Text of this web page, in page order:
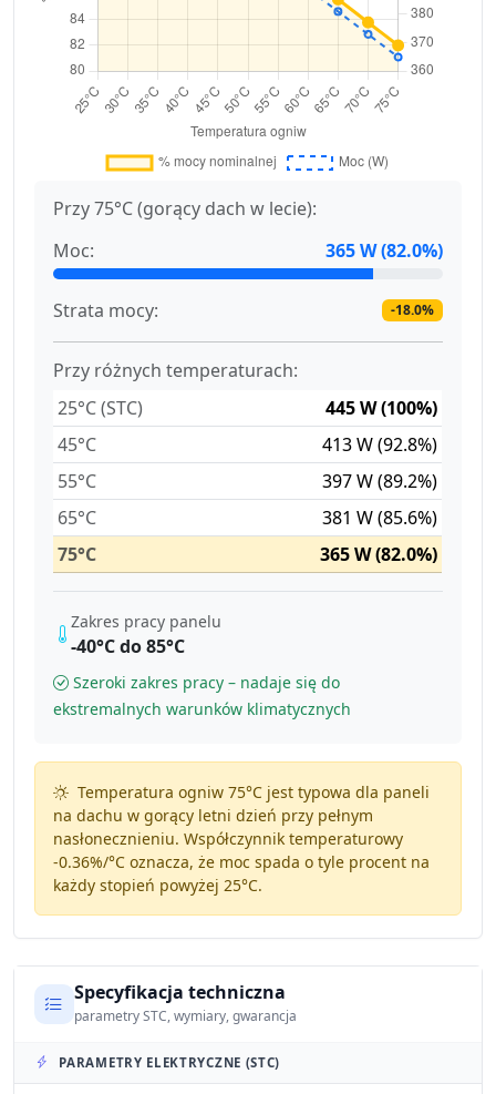
Przy 75°C (gorący dach w lecie):
Moc:
365 W (82.0%)
Strata mocy: -18.0%
Przy różnych temperaturach:
25°C (STC)
445 W (100%)
45°C
413 W (92.8%)
55°C
397 W (89.2%)
65°C
381 W (85.6%)
75°C
365 W (82.0%)
Zakres pracy panelu
-40°C do 85°C
Szeroki zakres pracy – nadaje się do
ekstremalnych warunków klimatycznych
Temperatura ogniw 75°C jest typowa dla paneli
na dachu w gorący letni dzień przy pełnym
nasłonecznieniu. Współczynnik temperaturowy
-0.36%/°Coznacza, że moc spada o tyle procent na
każdy stopień powyżej 25°C.
Specyfikacja techniczna
parametry STC, wymiary, gwarancja
PARAMETRY ELEKTRYCZNE (STC)